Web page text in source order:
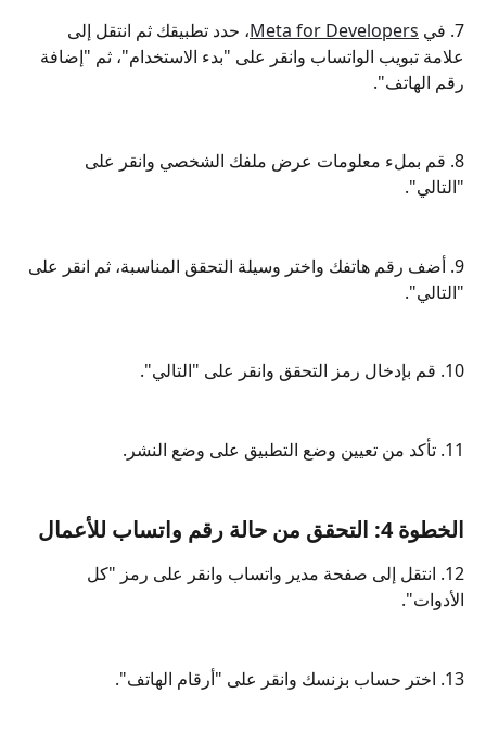
7. في Meta for Developers، حدد تطبيقك ثم انتقل إلى
علامة تبويب الواتساب وانقر على "بدء الاستخدام"، ثم "إضافة
رقم الهاتف".
8. قم بملء معلومات عرض ملفك الشخصي وانقر على
"التالي".
9. أضف رقم هاتفك واختر وسيلة التحقق المناسبة، ثم انقر على
"التالي".
10. قم بإدخال رمز التحقق وانقر على "التالي".
11. تأكد من تعيين وضع التطبيق على وضع النشر.
الخطوة 4: التحقق من حالة رقم واتساب للأعمال
12. انتقل إلى صفحة مدير واتساب وانقر على رمز "كل
الأدوات".
13. اختر حساب بزنسك وانقر على "أرقام الهاتف".